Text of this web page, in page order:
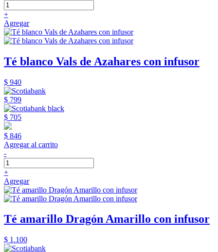
+
Agregar
Té blanco Vals de Azahares con infusor
$ 940
$ 799
$ 705
$ 846
Agregar al carrito
-
+
Agregar
Té amarillo Dragón Amarillo con infusor
$ 1.100